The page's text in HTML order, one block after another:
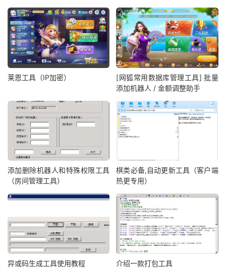
莱恩工具（IP加密）
[网狐常用数据库管理工具] 批量
添加机器人 / 金额调整助手
添加删除机器人和特殊权限工具
（房间管理工具）
棋类必备,自动更新工具（客户端
热更专用）
异或码生成工具使用教程 介绍一款打包工具